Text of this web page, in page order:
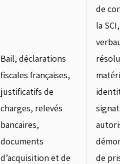
Bail, déclarations
fiscales françaises,
justificatifs de
charges, relevés
bancaires,
documents
d’acquisition et de
de
la
de